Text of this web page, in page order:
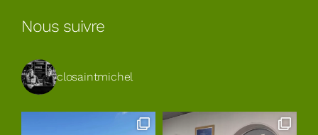
Nous suivre
closaintmichel